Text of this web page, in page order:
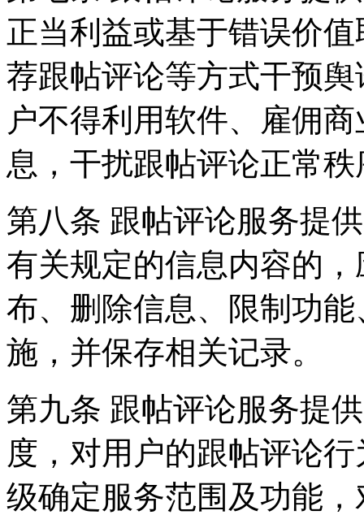
正当利益或基于错误价
荐跟帖评论等方式干预
户不得利用软件、雇佣
息，干扰跟帖评论正常
第八条 跟帖评论服务提
有关规定的信息内容的
布、删除信息、限制功
施，并保存相关记录。
第九条 跟帖评论服务提
度，对用户的跟帖评论
级确定服务范围及功能